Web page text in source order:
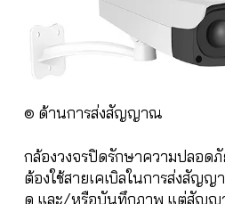
๏ ด้านการส่งสัญญาณ
กล้องวงจรปิดรักษาความปลอด
ต้องใช้สายเคเบิลในการส่งสัญ
ดู และ/หรือบันทึกภาพ แต่สัญญ